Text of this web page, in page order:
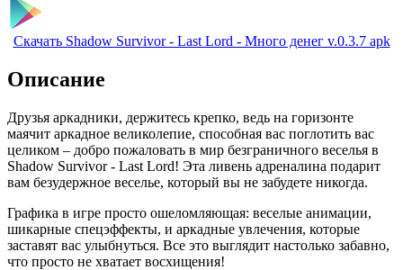
Скачать Shadow Survivor - Last Lord - Много денег v.0.3.7 apk
Описание
Друзья аркадники, держитесь крепко, ведь на горизонте
маячит аркадное великолепие, способная вас поглотить вас
целиком – добро пожаловать в мир безграничного веселья в
Shadow Survivor - Last Lord! Эта ливень адреналина подарит
вам безудержное веселье, который вы не забудете никогда.
Графика в игре просто ошеломляющая: веселые анимации,
шикарные спецэффекты, и аркадные увлечения, которые
заставят вас улыбнуться. Все это выглядит настолько забавно,
что просто не хватает восхищения!